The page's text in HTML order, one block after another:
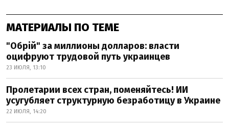
МАТЕРИАЛЫ ПО ТЕМЕ
"Обрій" за миллионы долларов: власти
оцифруют трудовой путь украинцев
23 ИЮЛЯ, 13:10
Пролетарии всех стран, поменяйтесь! ИИ
усугубляет структурную безработицу в Украине
22 ИЮЛЯ, 14:20